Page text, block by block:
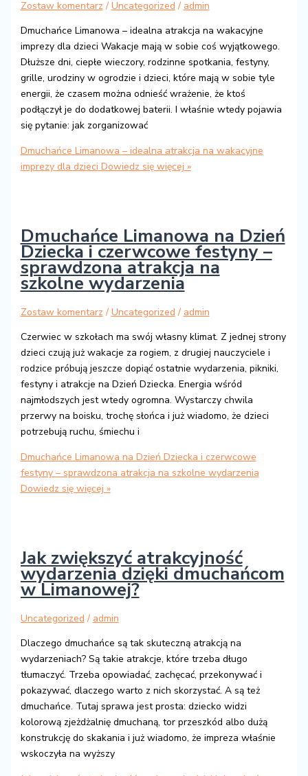
Zostaw komentarz / Uncategorized / admin
Dmuchańce Limanowa – idealna atrakcja na wakacyjne
imprezy dla dzieci Wakacje mają w sobie coś wyjątkowego.
Dłuższe dni, ciepłe wieczory, rodzinne spotkania, festyny,
grille, urodziny w ogrodzie i dzieci, które mają w sobie tyle
energii, że czasem można odnieść wrażenie, że ktoś
podłączył je do dodatkowej baterii. I właśnie wtedy pojawia
się pytanie: jak zorganizować
Dmuchańce Limanowa – idealna atrakcja na wakacyjne
imprezy dla dzieci Dowiedz się więcej »
Dmuchańce Limanowa na Dzień
Dziecka i czerwcowe festyny –
sprawdzona atrakcja na
szkolne wydarzenia
Zostaw komentarz / Uncategorized / admin
Czerwiec w szkołach ma swój własny klimat. Z jednej strony
dzieci czują już wakacje za rogiem, z drugiej nauczyciele i
rodzice próbują jeszcze dopiąć ostatnie wydarzenia, pikniki,
festyny i atrakcje na Dzień Dziecka. Energia wśród
najmłodszych jest wtedy ogromna. Wystarczy chwila
przerwy na boisku, trochę słońca i już wiadomo, że dzieci
potrzebują ruchu, śmiechu i
Dmuchańce Limanowa na Dzień Dziecka i czerwcowe
festyny – sprawdzona atrakcja na szkolne wydarzenia
Dowiedz się więcej »
Jak zwiększyć atrakcyjność
wydarzenia dzięki dmuchańcom
w Limanowej?
Uncategorized / admin
Dlaczego dmuchańce są tak skuteczną atrakcją na
wydarzeniach? Są takie atrakcje, które trzeba długo
tłumaczyć. Trzeba opowiadać, zachęcać, przekonywać i
pokazywać, dlaczego warto z nich skorzystać. A są też
dmuchańce. Tutaj sprawa jest prosta: dziecko widzi
kolorową zjeżdżalnię dmuchaną, tor przeszkód albo dużą
konstrukcję do skakania i już wiadomo, że impreza właśnie
wskoczyła na wyższy